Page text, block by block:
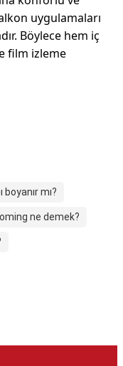
uygulamaları
Böylece hem iç
film izleme
mı?
ne demek?